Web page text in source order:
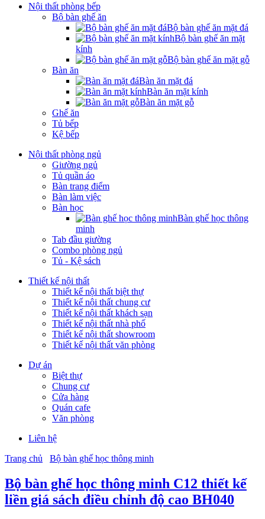
Nội thất phòng bếp
Bộ bàn ghế ăn
Bộ bàn ghế ăn mặt đá
Bộ bàn ghế ăn mặt
kính
Bộ bàn ghế ăn mặt gỗ
Bàn ăn
Bàn ăn mặt đá
Bàn ăn mặt kính
Bàn ăn mặt gỗ
Ghế ăn
Tủ bếp
Kệ bếp
Nội thất phòng ngủ
Giường ngủ
Tủ quần áo
Bàn trang điểm
Bàn làm việc
Bàn học
Bàn ghế học thông
minh
Tab đầu giường
Combo phòng ngủ
Tủ - Kệ sách
Thiết kế nội thất
Thiết kế nội thất biệt thự
Thiết kế nội thất chung cư
Thiết kế nội thất khách sạn
Thiết kế nội thất nhà phố
Thiết kế nội thất showroom
Thiết kế nội thất văn phòng
Dự án
Biệt thự
Chung cư
Cửa hàng
Quán cafe
Văn phòng
Liên hệ
Trang chủ
Bộ bàn ghế học thông minh
Bộ bàn ghế học thông minh C12 thiết kế
liền giá sách điều chỉnh độ cao BH040